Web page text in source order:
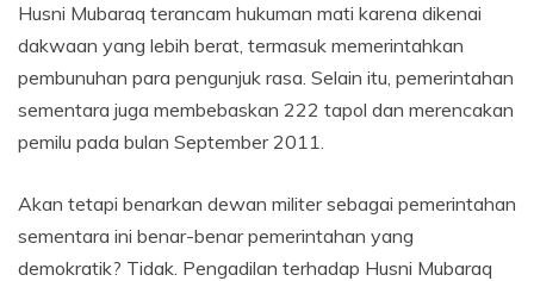
Husni Mubaraq terancam hukuman mati karena dikenai
dakwaan yang lebih berat, termasuk memerintahkan
pembunuhan para pengunjuk rasa. Selain itu, pemerintahan
sementara juga membebaskan 222 tapol dan merencakan
pemilu pada bulan September 2011.
Akan tetapi benarkan dewan militer sebagai pemerintahan
sementara ini benar-benar pemerintahan yang
demokratik? Tidak. Pengadilan terhadap Husni Mubaraq